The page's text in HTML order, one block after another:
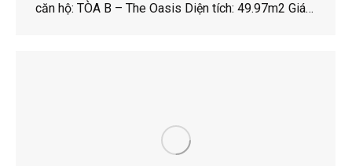
căn hộ: TÒA B – The Oasis Diện tích: 49.97m2 Giá…